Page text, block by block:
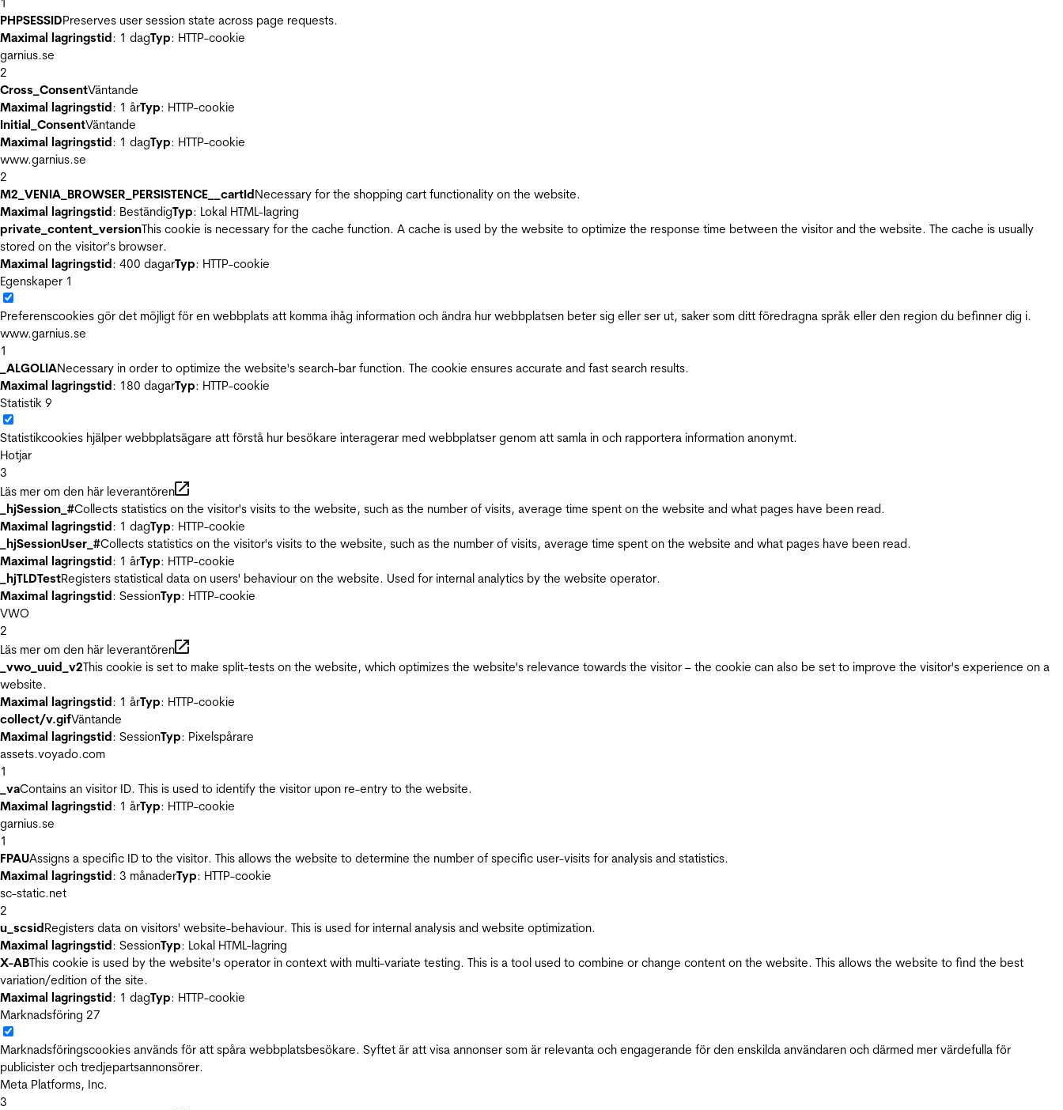
PHPSESSIDPreserves user session state across page requests.
Maximal lagringstid: 1 dagTyp: HTTP-cookie
garnius.se
2
Cross_ConsentVäntande
Maximal lagringstid: 1 årTyp: HTTP-cookie
Initial_ConsentVäntande
Maximal lagringstid: 1 dagTyp: HTTP-cookie
www.garnius.se
2
M2_VENIA_BROWSER_PERSISTENCE__cartIdNecessary for the shopping cart functionality on the website.
Maximal lagringstid: BeständigTyp: Lokal HTML-lagring
private_content_versionThis cookie is necessary for the cache function. A cache is used by the website to optimize the response time between the visitor and the website. The cache is usually
stored on the visitor’s browser.
Maximal lagringstid: 400 dagarTyp: HTTP-cookie
Egenskaper 1
Preferenscookies gör det möjligt för en webbplats att komma ihåg information och ändra hur webbplatsen beter sig eller ser ut, saker som ditt föredragna språk eller den region du befinner dig i.
www.garnius.se
1
_ALGOLIANecessary in order to optimize the website's search-bar function. The cookie ensures accurate and fast search results.
Maximal lagringstid: 180 dagarTyp: HTTP-cookie
Statistik 9
Statistikcookies hjälper webbplatsägare att förstå hur besökare interagerar med webbplatser genom att samla in och rapportera information anonymt.
Hotjar
3
Läs mer om den här leverantören
_hjSession_#Collects statistics on the visitor's visits to the website, such as the number of visits, average time spent on the website and what pages have been read.
Maximal lagringstid: 1 dagTyp: HTTP-cookie
_hjSessionUser_#Collects statistics on the visitor's visits to the website, such as the number of visits, average time spent on the website and what pages have been read.
Maximal lagringstid: 1 årTyp: HTTP-cookie
_hjTLDTestRegisters statistical data on users' behaviour on the website. Used for internal analytics by the website operator.
Maximal lagringstid: SessionTyp: HTTP-cookie
VWO
2
Läs mer om den här leverantören
_vwo_uuid_v2This cookie is set to make split-tests on the website, which optimizes the website's relevance towards the visitor – the cookie can also be set to improve the visitor's experience on a
website.
Maximal lagringstid: 1 årTyp: HTTP-cookie
collect/v.gifVäntande
Maximal lagringstid: SessionTyp: Pixelspårare
assets.voyado.com
1
_vaContains an visitor ID. This is used to identify the visitor upon re-entry to the website.
Maximal lagringstid: 1 årTyp: HTTP-cookie
garnius.se
1
FPAUAssigns a specific ID to the visitor. This allows the website to determine the number of specific user-visits for analysis and statistics.
Maximal lagringstid: 3 månaderTyp: HTTP-cookie
sc-static.net
2
u_scsidRegisters data on visitors' website-behaviour. This is used for internal analysis and website optimization.
Maximal lagringstid: SessionTyp: Lokal HTML-lagring
X-ABThis cookie is used by the website’s operator in context with multi-variate testing. This is a tool used to combine or change content on the website. This allows the website to find the best
variation/edition of the site.
Maximal lagringstid: 1 dagTyp: HTTP-cookie
Marknadsföring 27
Marknadsföringscookies används för att spåra webbplatsbesökare. Syftet är att visa annonser som är relevanta och engagerande för den enskilda användaren och därmed mer värdefulla för
publicister och tredjepartsannonsörer.
Meta Platforms, Inc.
3